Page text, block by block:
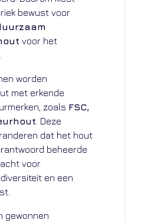
bewust voor
voor het
worden
met erkende
zoals FSC,
. Deze
dat het hout
beheerde
voor
en een
gewonnen